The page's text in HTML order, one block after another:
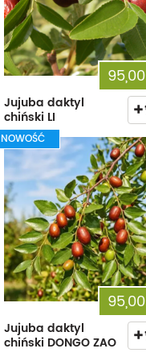
95,00
Jujuba daktyl
chiński LI
NOWOŚĆ
95,00
Jujuba daktyl
chiński DONGO ZAO